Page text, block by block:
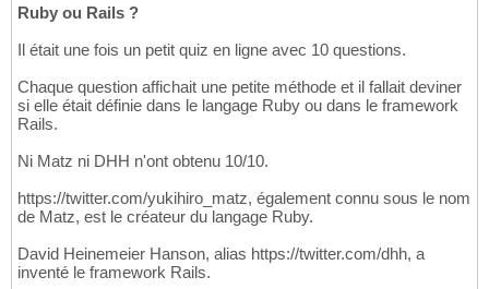
Ruby ou Rails ?
Il était une fois un petit quiz en ligne avec 10 questions.
Chaque question affichait une petite méthode et il fallait deviner
si elle était définie dans le langage Ruby ou dans le framework
Rails.
Ni Matz ni DHH n'ont obtenu 10/10.
https://twitter.com/yukihiro_matz, également connu sous le nom
de Matz, est le créateur du langage Ruby.
David Heinemeier Hanson, alias https://twitter.com/dhh, a
inventé le framework Rails.